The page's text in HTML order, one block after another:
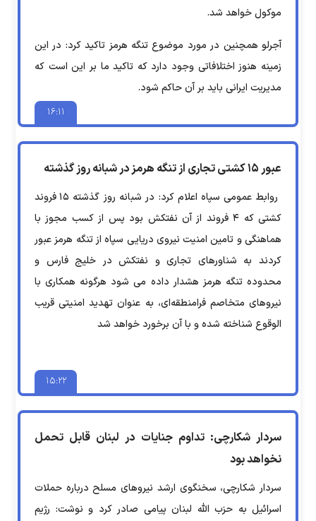
۱۶:۱۱
موکول خواهد شد.
آجرلو همچنین در مورد موضوع تنگه هرمز تاکید کرد: در این
زمینه هنوز اختلافاتی وجود دارد که تاکید ما بر این است که
مدیریت ایرانی باید بر آن حاکم شود.
عبور ۱۵ کشتی تجاری از تنگه هرمز در شبانه روز گذشته
۱۵:۲۲
روابط عمومی سپاه اعلام کرد: در شبانه روز گذشته ۱۵ فروند
کشتی که ۴ فروند از آن نفتکش بود پس از کسب مجوز با
هماهنگی و تامین امنیت نیروی دریایی سپاه از تنگه هرمز عبور
کردند ️به شناورهای تجاری و نفتکش در خلیج فارس و
محدوده تنگه هرمز هشدار داده می شود هرگونه همکاری با
نیروهای متخاصم فرامنطقه‌ای، به عنوان تهدید امنیتی قریب
الوقوع شناخته شده و با آن برخورد خواهد شد
سردار شکارچی: تداوم جنایات در لبنان قابل تحمل
نخواهد بود
سردار شکارچی، سخنگوی ارشد نیرو‌های مسلح درباره حملات
اسرائیل به حزب الله لبنان پیامی صادر کرد و نوشت: رژیم